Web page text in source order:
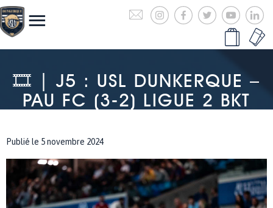
🎞 | J5 : USL DUNKERQUE –
PAU FC (3-2) LIGUE 2 BKT
Publié le 5 novembre 2024